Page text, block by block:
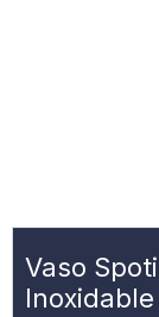
Vaso
Inoxidable